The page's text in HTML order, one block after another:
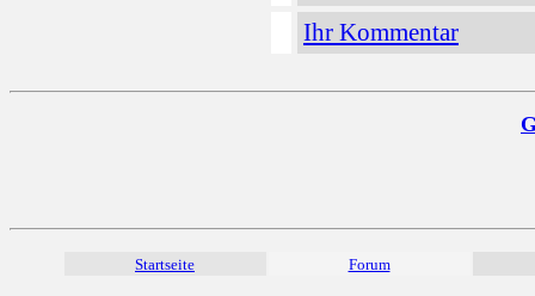
Ihr Kommentar
Startseite Forum